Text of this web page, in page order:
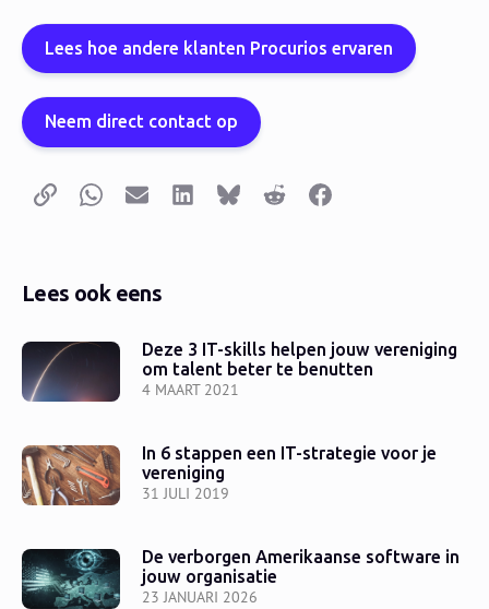
Lees hoe andere klanten Procurios ervaren
Neem direct contact op
Kopieer linkWhatsappE-mailLinkedInBlueskyReddit Facebook
Lees ook eens
4 MAART 2021
Deze 3 IT-skills helpen jouw vereniging
om talent beter te benutten
31 JULI 2019
In 6 stappen een IT-strategie voor je
vereniging
23 JANUARI 2026
De verborgen Amerikaanse software in
jouw organisatie